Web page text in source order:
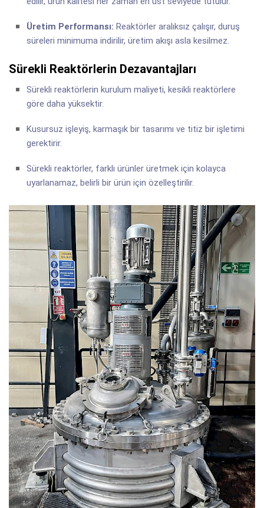
Üretim Performansı: Reaktörler aralıksız çalışır, duruş
süreleri minimuma indirilir, üretim akışı asla kesilmez.
Sürekli Reaktörlerin Dezavantajları
Sürekli reaktörlerin kurulum maliyeti, kesikli reaktörlere
göre daha yüksektir.
Kusursuz işleyiş, karmaşık bir tasarımı ve titiz bir işletimi
gerektirir.
Sürekli reaktörler, farklı ürünler üretmek için kolayca
uyarlanamaz, belirli bir ürün için özelleştirilir.